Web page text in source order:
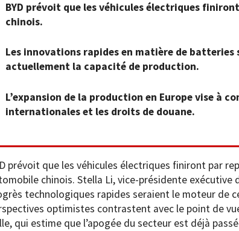
BYD prévoit que les véhicules électriques
chinois.
Les innovations rapides en matière de batteries
actuellement la capacité de production.
L’expansion de la production en Europe vise à
internationales et les droits de douane.
prévoit que les véhicules électriques finiront par
chinois. Stella Li, vice-présidente exécutive
technologiques rapides seraient le moteur de
optimistes contrastent avec le point de
qui estime que l’apogée du secteur est déjà